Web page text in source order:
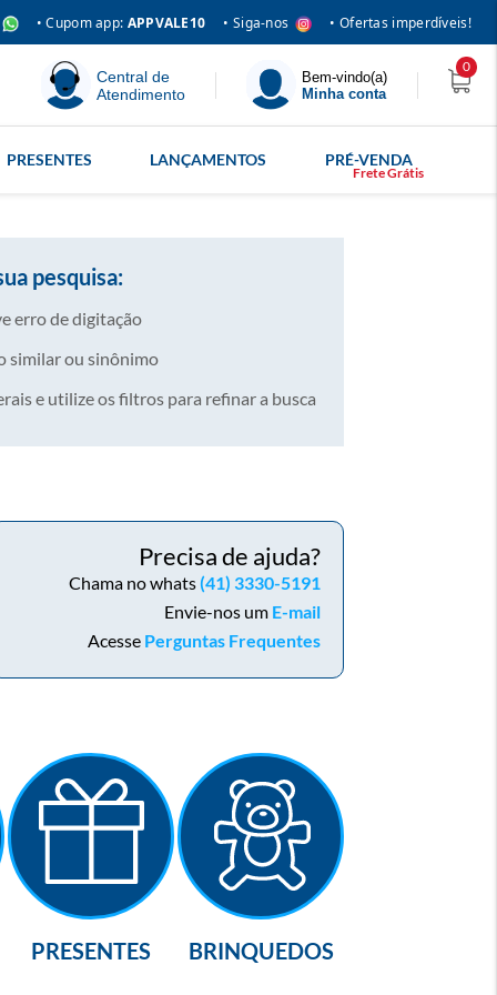
• Cupom app: APPVALE10 • Siga-nos • Ofertas imperdíveis!
Central de
Atendimento
Bem-vindo(a)
Minha conta
0
PRESENTES LANÇAMENTOS PRÉ-VENDA
pesquisa:
erro de digitação
similar ou sinônimo
e utilize os filtros para refinar a busca
Precisa de ajuda?
Chama no whats(41) 3330-5191
Envie-nos um E-mail
Acesse Perguntas Frequentes
PRESENTES BRINQUEDOS